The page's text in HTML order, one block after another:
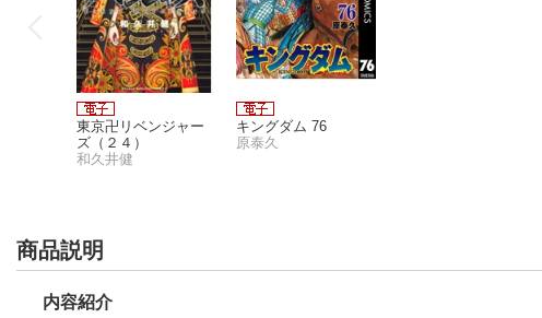
東京卍リベンジャー
ズ（２４）
和久井健
キングダム 76
原泰久
商品説明
内容紹介